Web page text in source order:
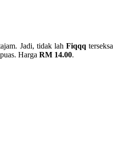
Jadi, tidak lah Fiqqq terseksa
Harga RM 14.00.